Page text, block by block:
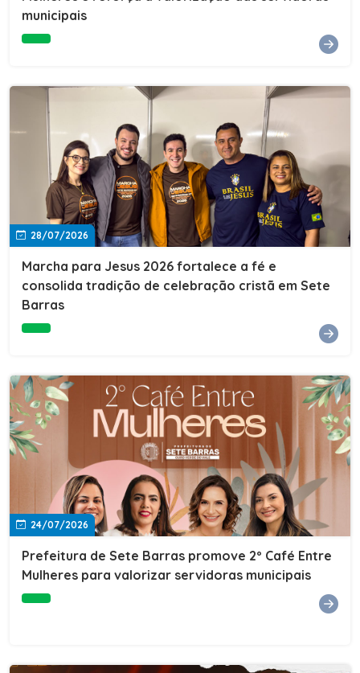
Cultura, Esporte e Lazer, Paulo Thomas, prestigiou os
compromisso da nossa gestão com a inclusão,
oferecendo a jovens e adultos a oportunidade de
concluir seus estudos e construir um futuro melhor.
Cada certificado entregue simboliza esforço,
determinação e a certeza de que investir em educação
é investir no desenvolvimento de Sete Barras."A
Prefeitura de Sete Barras também agradeceu ao SESI,
parceiro fundamental na retomada e ampliação da
Educação de Jovens e Adultos, aos professores, à
equipe da Secretaria Municipal de Educação e a todos
os profissionais que contribuíram para que esse
importante projeto voltasse a transformar a vida de
municipais
28/07/2026
Marcha para Jesus 2026 fortalece a fé e
consolida tradição de celebração cristã em Sete
Barras
24/07/2026
Prefeitura de Sete Barras promove 2º Café Entre
Mulheres para valorizar servidoras municipais